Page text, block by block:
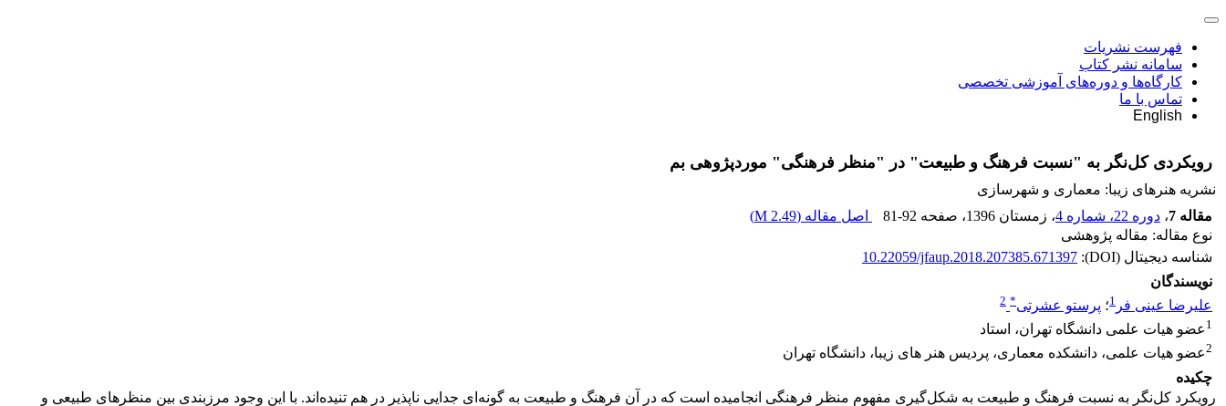
فهرست نشریات
سامانه نشر کتاب
کارگاه‌ها و دوره‌های آموزشی تخصصی
تماس با ما
English
رویکردی کل‌نگر به "نسبت فرهنگ و طبیعت" در "منظر فرهنگی" موردپژوهی بم
نشریه هنرهای زیبا: معماری و شهرسازی
مقاله 7
، دوره 22، شماره 4 ، زمستان 1396 ، صفحه 81-92 اصل مقاله (2.49 M
)
نوع مقاله: مقاله پژوهشی
شناسه دیجیتال (DOI):
10.22059/jfaup.2018.207385.671397
نویسندگان
علیرضا عینی فر 1؛ پرستو عشرتی*
2
1 عضو هیات علمی دانشگاه تهران، استاد
2عضو هیات علمی، دانشکده معماری، پردیس هنر های زیبا، دانشگاه تهران
چکیده
رویکرد کل‌نگر به نسبت فرهنگ و طبیعت به شکل‌گیری مفهوم منظر فرهنگی انجامیده است که در آن فرهنگ و طبیعت به گونه‌ای جدایی‌ ناپذیر در هم تنیده‌اند. با این وجود مرزبندی بین منظرهای طبیعی و